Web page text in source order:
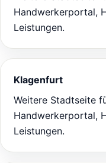
Handwerkerportal,
Leistungen.
Klagenfurt
Weitere Stadtseite
Handwerkerportal,
Leistungen.